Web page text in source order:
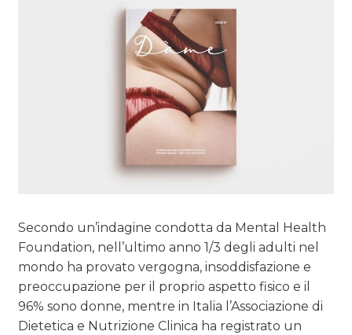
Secondo un’indagine condotta da Mental Health
Foundation, nell’ultimo anno 1/3 degli adulti nel
mondo ha provato vergogna, insoddisfazione e
preoccupazione per il proprio aspetto fisico e il
96% sono donne, mentre in Italia l’Associazione di
Dietetica e Nutrizione Clinica ha registrato un